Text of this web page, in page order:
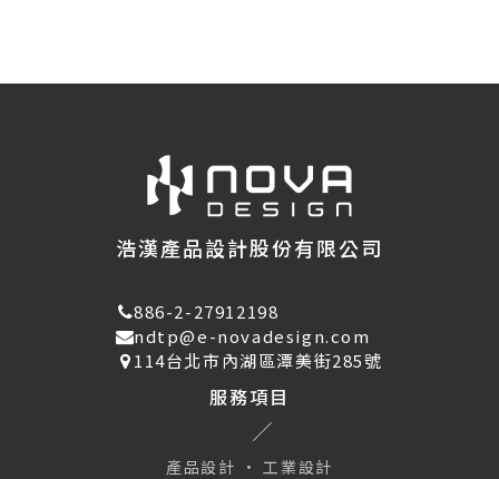
浩漢產品設計股份有限公司
886-2-27912198
ndtp@e-novadesign.com
114台北市內湖區潭美街285號
服務項目
產品設計 · 工業設計